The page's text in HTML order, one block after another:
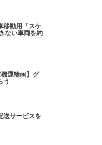
移動用「スケ
ない車両を約
運輸㈱】グ
う
送サービスを